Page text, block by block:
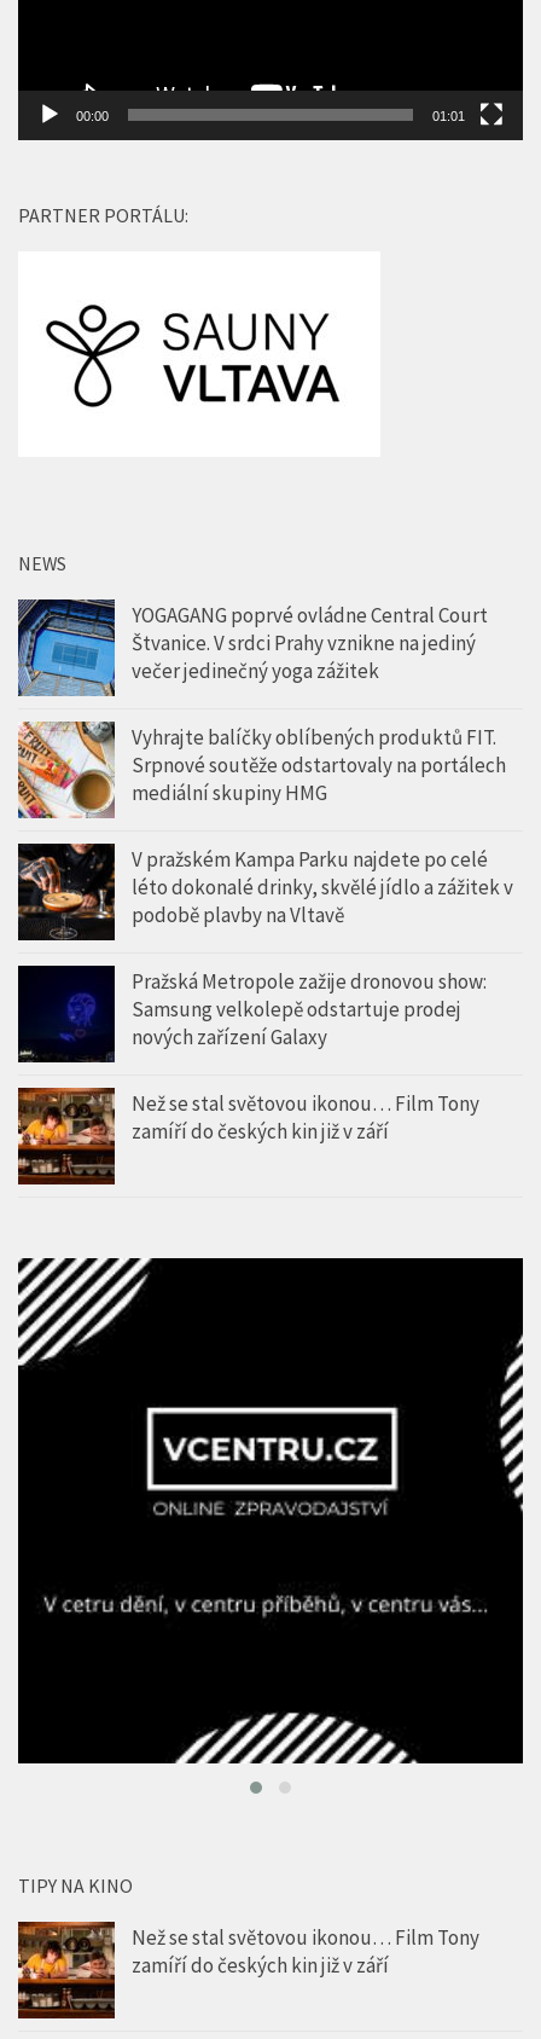
00:00 01:01
PARTNER PORTÁLU:
NEWS
YOGAGANG poprvé ovládne Central Court
Štvanice. V srdci Prahy vznikne na jediný
večer jedinečný yoga zážitek
Vyhrajte balíčky oblíbených produktů FIT.
Srpnové soutěže odstartovaly na portálech
mediální skupiny HMG
V pražském Kampa Parku najdete po celé
léto dokonalé drinky, skvělé jídlo a zážitek v
podobě plavby na Vltavě
Pražská Metropole zažije dronovou show:
Samsung velkolepě odstartuje prodej
nových zařízení Galaxy
Než se stal světovou ikonou… Film Tony
zamíří do českých kin již v září
TIPY NA KINO
Než se stal světovou ikonou… Film Tony
zamíří do českých kin již v září